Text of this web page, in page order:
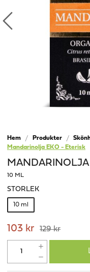
Hem Produkter
Mandarinolja EKO - Eterisk
MANDARINOLJA
10 ML
STORLEK
10 ml
103 kr 129 kr